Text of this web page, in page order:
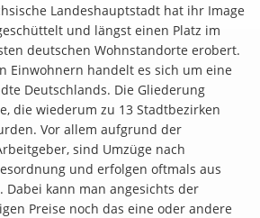
Landeshauptstadt hat ihr Image
und längst einen Platz im
deutschen Wohnstandorte erobert.
Einwohnern handelt es sich um eine
Deutschlands. Die Gliederung
die wiederum zu 13 Stadtbezirken
Vor allem aufgrund der
sind Umzüge nach
und erfolgen oftmals aus
kann man angesichts der
Preise noch das eine oder andere